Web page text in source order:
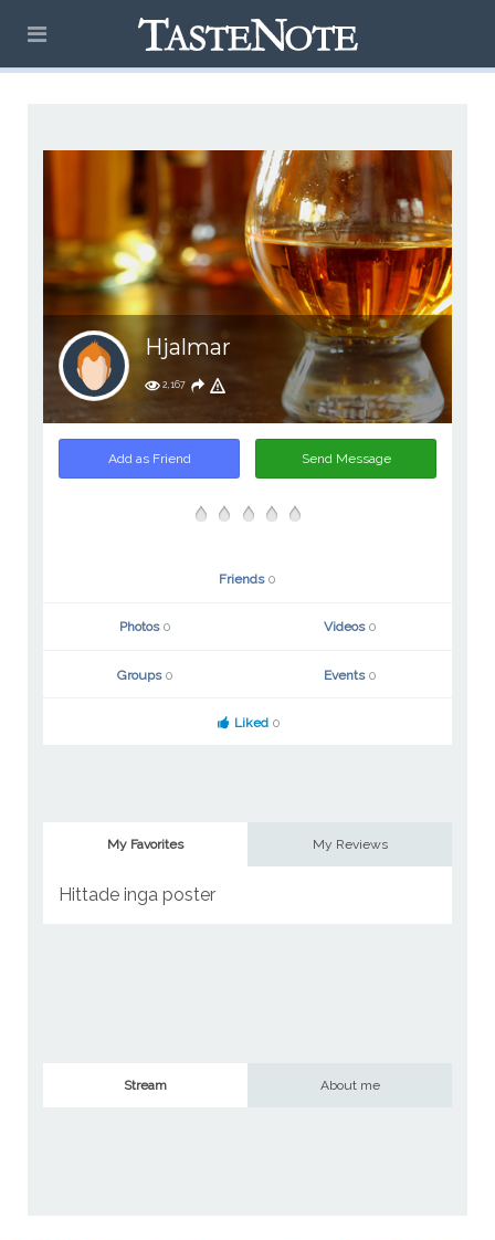
Hjalmar
2,167
Add as Friend Send Message
Friends 0
Photos 0 Videos 0
Groups 0 Events 0
Liked 0
My Favorites My Reviews
Hittade inga poster
Stream About me